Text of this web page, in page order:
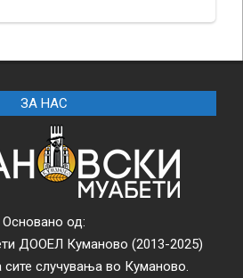
ЗА НАС
Основано од:
ДООЕЛ Куманово (2013-2025)
случувања во Куманово.